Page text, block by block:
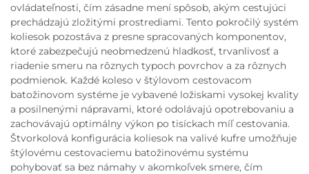
ovládateľnosti, čím zásadne mení spôsob, akým cestujúci
prechádzajú zložitými prostrediami. Tento pokročilý systém
koliesok pozostáva z presne spracovaných komponentov,
ktoré zabezpečujú neobmedzenú hladkosť, trvanlivosť a
riadenie smeru na rôznych typoch povrchov a za rôznych
podmienok. Každé koleso v štýlovom cestovacom
batožinovom systéme je vybavené ložiskami vysokej kvality
a posilnenými nápravami, ktoré odolávajú opotrebovaniu a
zachovávajú optimálny výkon po tisíckach míľ cestovania.
Štvorkolová konfigurácia koliesok na valivé kufre umožňuje
štýlovému cestovaciemu batožinovému systému
pohybovať sa bez námahy v akomkoľvek smere, čím